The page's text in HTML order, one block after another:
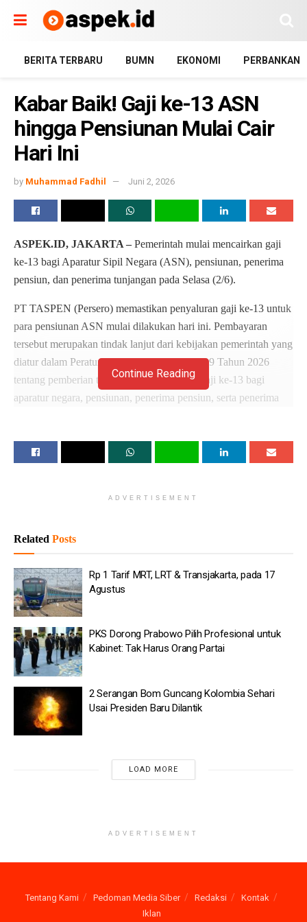
BERITA TERBARU BUMN EKONOMI PERBANKAN
Kabar Baik! Gaji ke-13 ASN
hingga Pensiunan Mulai Cair
Hari Ini
by Muhammad Fadhil Juni 2, 2026
ASPEK.ID, JAKARTA – Pemerintah mulai mencairkan gaji
ke-13 bagi Aparatur Sipil Negara (ASN), pensiunan, penerima
pensiun, dan penerima tunjangan pada Selasa (2/6).
PT TASPEN (Persero) memastikan penyaluran gaji ke-13 untuk
para pensiunan ASN mulai dilakukan hari ini. Pembayaran
tersebut merupakan tindak lanjut dari kebijakan pemerintah yang
diatur dalam Peraturan Presiden (PP) Nomor 9 Tahun 2026
tentang pemberian tunjangan hari raya dan gaji ke-13 bagi
aparatur negara, pensiunan, penerima pensiun, serta penerima
Melalui akun Instagram resminya, TASPEN menyampaikan
bahwa proses pembayaran gaji ke-13 bagi para penerima
PKS Dorong Prabowo Pilih Profesional untuk Kabinet:
Tak Harus Orang Partai
2 Serangan Bom Guncang Kolombia Sehari Usai
Presiden Baru Dilantik
Pertamina Patra Niaga Lestarikan Warisan Kuliner
Nusantara
Seskab Teddy: 43.000 Anak Jalanan Kini di Sekolah
Rakyat
Pertamina Lampaui Target Pengurangan Emisi Tembus
dan pensiunan, khususnya menjelang tahun ajaran baru
Continue Reading
ADVERTISEMENT
Related Posts
Rp 1 Tarif MRT, LRT & Transjakarta, pada 17
Agustus
PKS Dorong Prabowo Pilih Profesional untuk
Kabinet: Tak Harus Orang Partai
2 Serangan Bom Guncang Kolombia Sehari
Usai Presiden Baru Dilantik
LOAD MORE
ADVERTISEMENT
Tentang Kami Pedoman Media Siber Redaksi
Kontak
Iklan